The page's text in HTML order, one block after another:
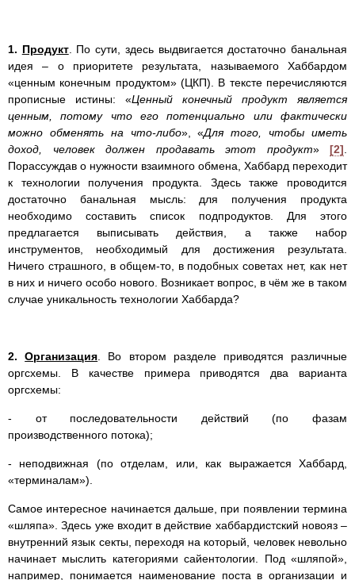
1. Продукт. По сути, здесь выдвигается достаточно банальная
идея – о приоритете результата, называемого Хаббардом
«ценным конечным продуктом» (ЦКП). В тексте перечисляются
прописные истины: «Ценный конечный продукт является
ценным, потому что его потенциально или фактически
можно обменять на что-либо», «Для того, чтобы иметь
доход, человек должен продавать этот продукт» [2]
Порассуждав о нужности взаимного обмена, Хаббард переходит
к технологии получения продукта. Здесь также проводится
достаточно банальная мысль: для получения продукта
необходимо составить список подпродуктов. Для этого
предлагается выписывать действия, а также набор
инструментов, необходимый для достижения результата.
Ничего страшного, в общем-то, в подобных советах нет, как нет
в них и ничего особо нового. Возникает вопрос, в чём же в таком
случае уникальность технологии Хаббарда?
2.Организация . Во втором разделе приводятся различные
оргсхемы. В качестве примера приводятся два варианта
оргсхемы:
- от последовательности действий (по фазам
производственного потока);
- неподвижная (по отделам, или, как выражается Хаббард,
«терминалам»).
Самое интересное начинается дальше, при появлении термина
«шляпа». Здесь уже входит в действие хаббардистский новояз –
внутренний язык секты, переходя на который, человек невольно
начинает мыслить категориями сайентологии. Под «шляпой»,
например, понимается наименование поста в организации и